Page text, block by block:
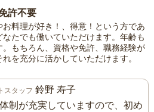
許不要
お料理が好き！、得意！という方であ
なたでも働いていただけます。年齢も
。もちろん、資格や免許、職務経験が
れを充分に活かしていただけます。
スタッフ 鈴野 寿子
制が充実していますので、初め